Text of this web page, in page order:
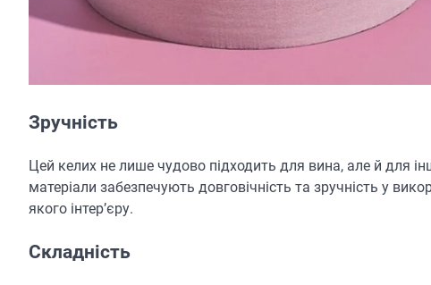
Зручність
Цей келих не лише чудово підходить для вина, але й для
матеріали забезпечують довговічність та зручність у
якого інтер’єру.
Складність